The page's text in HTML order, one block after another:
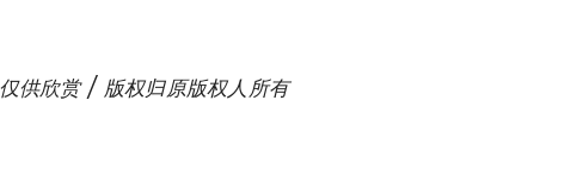
仅供欣赏 / 版权归原版权人所有